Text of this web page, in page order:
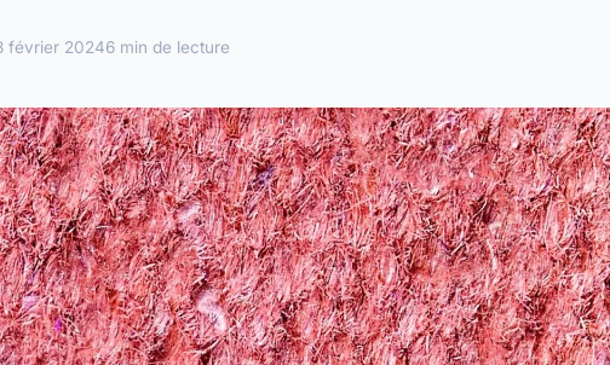
février 20246 min de lecture